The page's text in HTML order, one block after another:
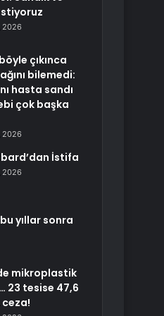
2026
çıkınca
bilemedi:
hasta sandı
çok başka
2026
İstifa
2026
yıllar sonra
mikroplastik
23 tesise 47,6
ceza!